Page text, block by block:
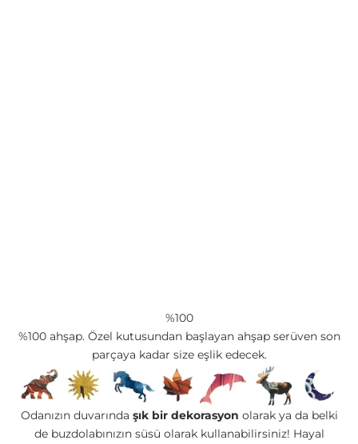
%100
%100 ahşap. Özel kutusundan başlayan ahşap serüven son
parçaya kadar size eşlik edecek.
Odanızın duvarında şık bir dekorasyon olarak ya da belki
de buzdolabınızın süsü olarak kullanabilirsiniz! Hayal